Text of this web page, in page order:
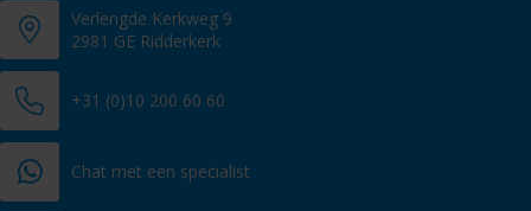
Verlengde Kerkweg 9
2981 GE Ridderkerk
+31 (0)10 200 60 60
Chat met een specialist